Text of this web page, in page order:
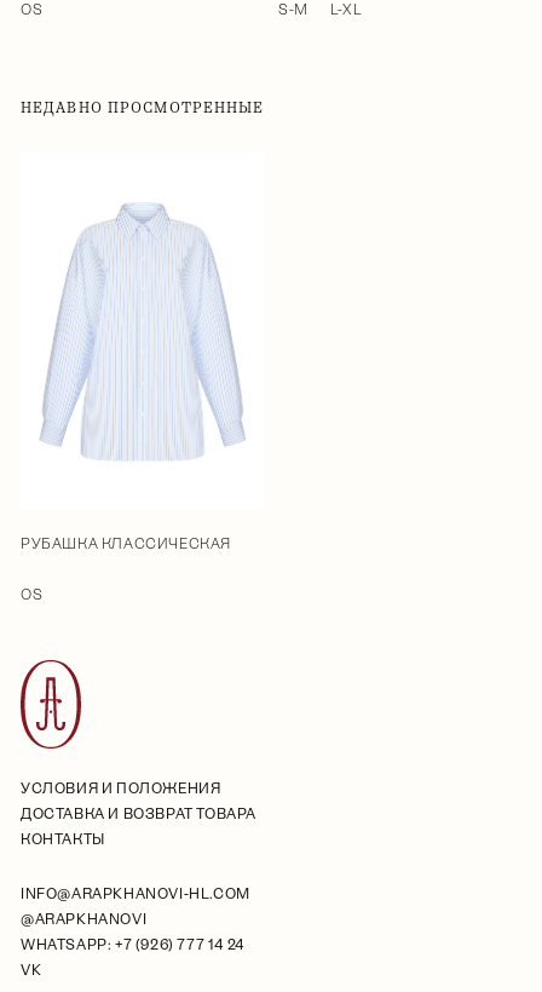
OS
S-M
L-XL
НЕДАВНО ПРОСМОТРЕННЫЕ
РУБАШКА КЛАССИЧЕСКАЯ
OS
УСЛОВИЯ И ПОЛОЖЕНИЯ
ДОСТАВКА И ВОЗВРАТ ТОВАРА
КОНТАКТЫ
INFO@ARAPKHANOVI-HL.COM
@ARAPKHANOVI
WHATSAPP: +7 (926) 777 14 24
VK